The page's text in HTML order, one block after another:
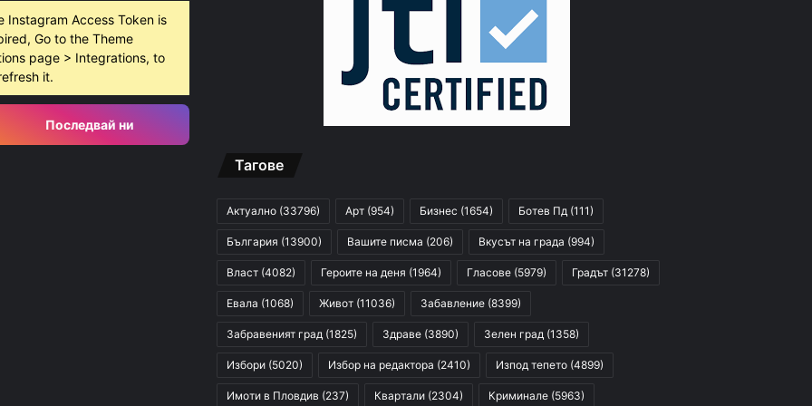
Instagram Access Token is
Go to the Theme
page > Integrations, to
it.
Последвай ни
Тагове
Актуално (33796) Арт (954) Бизнес (1654) Ботев Пд (111)
България (13900) Вашите писма (206) Вкусът на града (994)
Власт (4082) Героите на деня (1964) Гласове (5979) Градът (31278)
Евала (1068) Живот (11036) Забавление (8399)
Забравеният град (1825) Здраве (3890) Зелен град (1358)
Избори (5020) Избор на редактора (2410) Изпод тепето (4899)
Имоти в Пловдив (237) Квартали (2304) Криминале (5963)